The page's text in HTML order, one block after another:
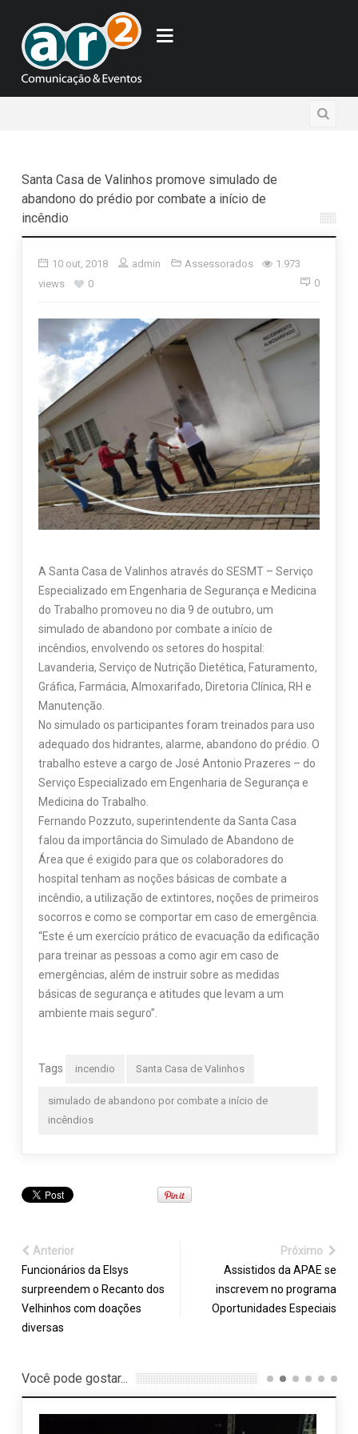
Santa Casa de Valinhos promove simulado de
abandono do prédio por combate a início de
incêndio
10 out, 2018 admin Assessorados
1.973
views
0 0
A Santa Casa de Valinhos através do SESMT – Serviço
Especializado em Engenharia de Segurança e Medicina
do Trabalho promoveu no dia 9 de outubro, um
simulado de abandono por combate a início de
incêndios, envolvendo os setores do hospital:
Lavanderia, Serviço de Nutrição Dietética, Faturamento,
Gráfica, Farmácia, Almoxarifado, Diretoria Clínica, RH e
Manutenção.
No simulado os participantes foram treinados para uso
adequado dos hidrantes, alarme, abandono do prédio. O
trabalho esteve a cargo de José Antonio Prazeres – do
Serviço Especializado em Engenharia de Segurança e
Medicina do Trabalho.
Fernando Pozzuto, superintendente da Santa Casa
falou da importância do Simulado de Abandono de
Área que é exigido para que os colaboradores do
hospital tenham as noções básicas de combate a
incêndio, a utilização de extintores, noções de primeiros
socorros e como se comportar em caso de emergência.
“Este é um exercício prático de evacuação da edificação
para treinar as pessoas a como agir em caso de
emergências, além de instruir sobre as medidas
básicas de segurança e atitudes que levam a um
ambiente mais seguro”.
Tags incendio Santa Casa de Valinhos
simulado de abandono por combate a início de
incêndios
Anterior
Funcionários da Elsys
surpreendem o Recanto dos
Velhinhos com doações
diversas
Próximo
Assistidos da APAE se
inscrevem no programa
Oportunidades Especiais
Você pode gostar...